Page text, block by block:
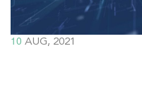
10 AUG, 2021